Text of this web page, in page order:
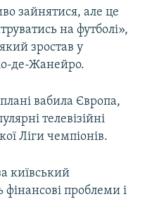
зайнятися, але це
на футболі»,
зростав у
де-Жанейро.
вабила Європа,
телевізійні
Ліги чемпіонів.
київський
проблеми і